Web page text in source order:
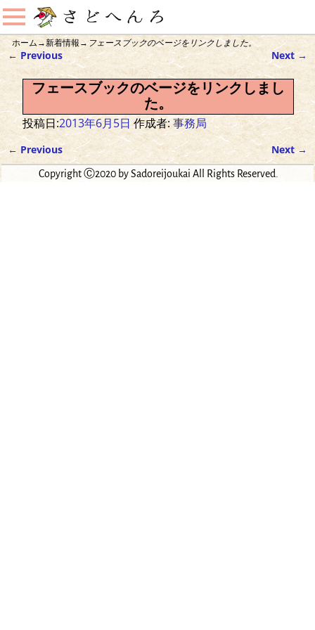
ホーム→新着情報→フェースブックのベージをリンクしました。
投稿ナビゲーション
← Previous Next→
フェースブックのベージをリンクしまし
た。
投稿日:2013年6月5日 作成者: 事務局
投稿ナビゲーション
←Previous Next→
Copyright Ⓒ2020 by Sadoreijoukai All Rights Reserved.